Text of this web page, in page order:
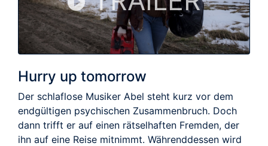
Hurry up tomorrow
Der schlaflose Musiker Abel steht kurz vor dem
endgültigen psychischen Zusammenbruch. Doch
dann trifft er auf einen rätselhaften Fremden, der
ihn auf eine Reise mitnimmt. Währenddessen wird